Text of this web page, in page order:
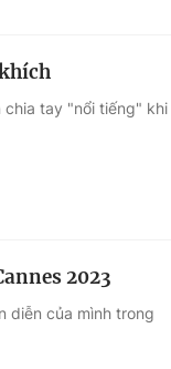
chia tay "nổi tiếng" khi
2023
diễn của mình trong